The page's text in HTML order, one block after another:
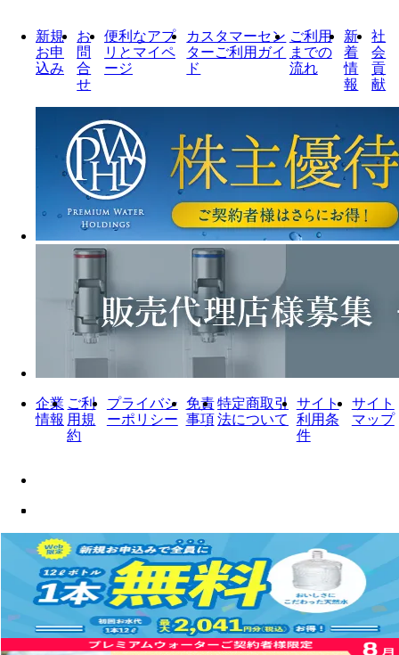
新規
お申
込み
お
問
合
せ
便利なアプ
リとマイペ
ージ
カスタマーセン
ターご利用ガイ
ド
ご利用
までの
流れ
新
着
情
報
社
会
貢
献
企業
情報
ご利
用規
約
プライバシ
ーポリシー
免責
事項
特定商取引
法について
サイト
利用条
件
サイト
マップ